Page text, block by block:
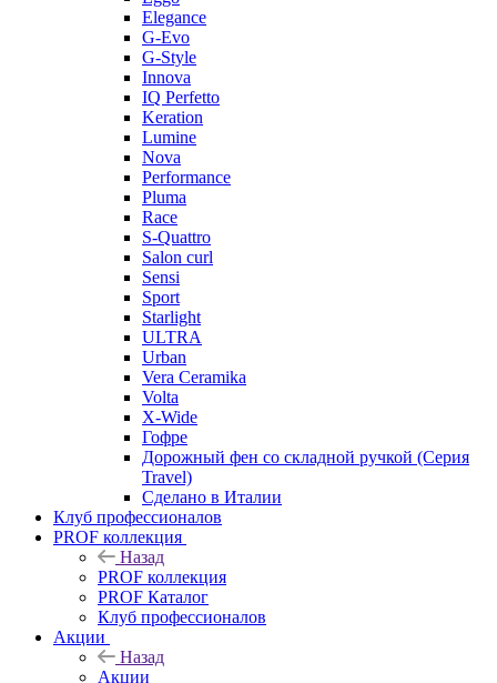
Elegance
G-Evo
G-Style
Innova
IQ Perfetto
Keration
Lumine
Nova
Performance
Pluma
Race
S-Quattro
Salon curl
Sensi
Sport
Starlight
ULTRA
Urban
Vera Ceramika
Volta
X-Wide
Гофре
Дорожный фен со складной ручкой (Серия
Travel)
Сделано в Италии
Клуб профессионалов
PROF коллекция
Назад
PROF коллекция
PROF Каталог
Клуб профессионалов
Акции
Назад
Акции